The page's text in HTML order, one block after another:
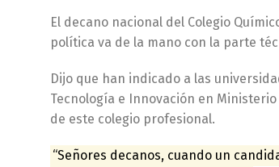
El decano nacional del Colegio
política va de la mano con la parte
Dijo que han indicado a las
Tecnología e Innovación en
de este colegio profesional.
“Señores decanos, cuando un